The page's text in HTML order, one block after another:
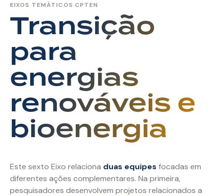
EIXOS TEMÁTICOS CPTEN
Transição
para
energias
renováveis e
bioenergia
Este sexto Eixo relaciona duas equipes focadas em
diferentes ações complementares. Na primeira,
pesquisadores desenvolvem projetos relacionados a